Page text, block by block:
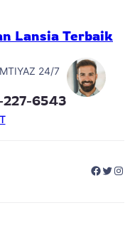
Lansia Terbaik
24/7
227-6543